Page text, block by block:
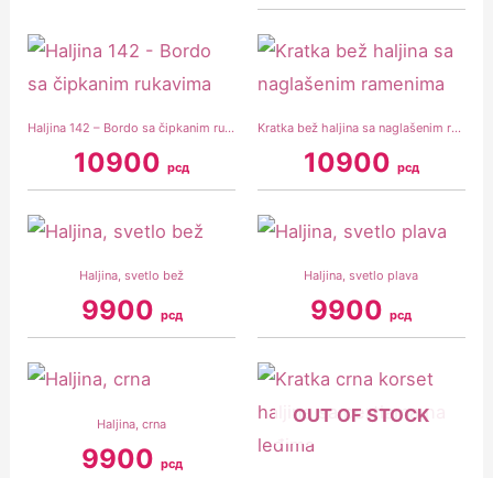
Haljina 142 – Bordo sa čipkanim rukavima
10900рсд
Kratka bež haljina sa naglašenim ramenima
10900 рсд
Haljina, svetlo bež
9900 рсд
Haljina, svetlo plava
9900рсд
Haljina, crna
9900 рсд
OUT OF STOCK